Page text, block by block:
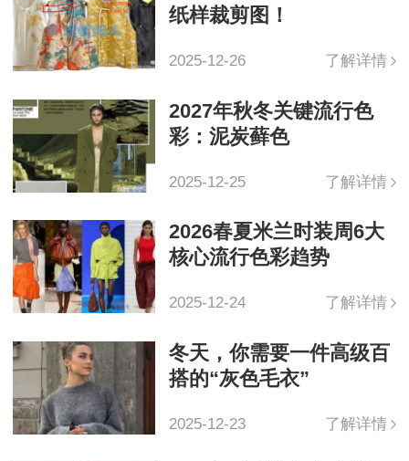
纸样裁剪图！
2025-12-26 了解详情
2027年秋冬关键流行色
彩：泥炭藓色
2025-12-25 了解详情
2026春夏米兰时装周6大
核心流行色彩趋势
2025-12-24 了解详情
冬天，你需要一件高级百
搭的“灰色毛衣”
2025-12-23 了解详情